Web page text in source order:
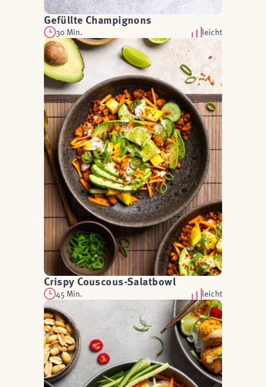
Gefüllte Champignons
30 Min. leicht
Crispy Couscous-Salatbowl
45 Min. leicht